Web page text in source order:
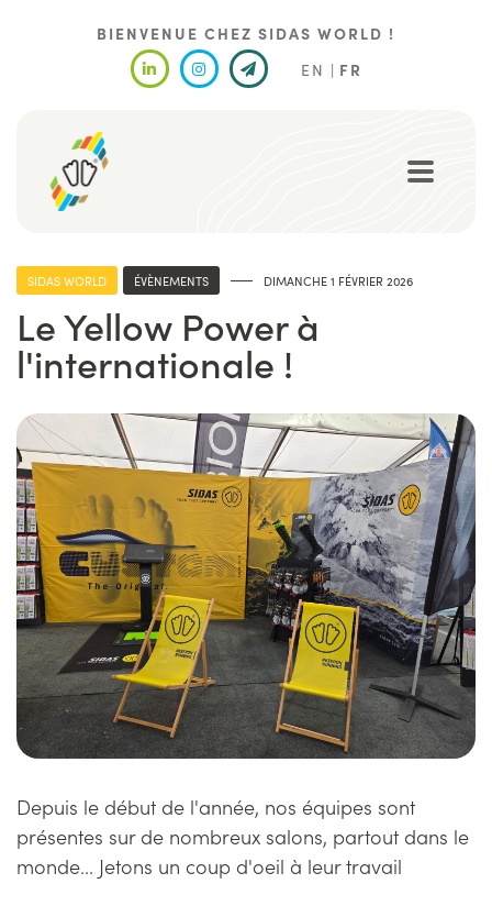
BIENVENUE CHEZ SIDAS WORLD !
EN
FR
SIDAS WORLD ÉVÈNEMENTS DIMANCHE 1 FÉVRIER 2026
Le Yellow Power à
l'internationale !
Depuis le début de l'année, nos équipes sont
présentes sur de nombreux salons, partout dans le
monde... Jetons un coup d'oeil à leur travail